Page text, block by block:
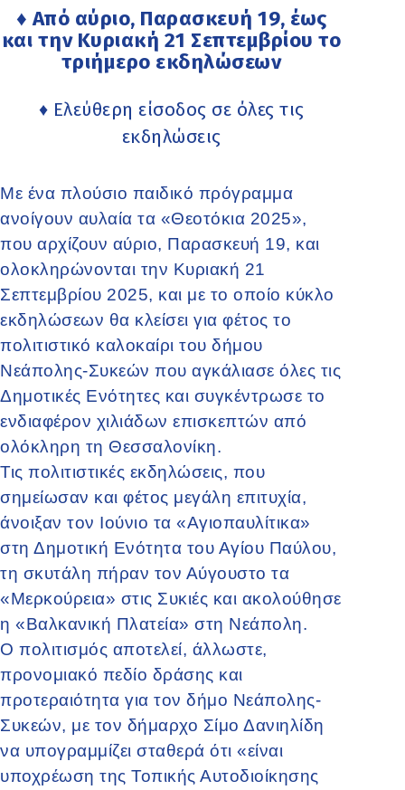
♦ Από αύριο, Παρασκευή 19, έως
και την Κυριακή 21 Σεπτεμβρίου το
τριήμερο εκδηλώσεων
♦ Ελεύθερη είσοδος σε όλες τις
εκδηλώσεις
Με ένα πλούσιο παιδικό πρόγραμμα
ανοίγουν αυλαία τα «Θεοτόκια 2025»,
που αρχίζουν αύριο, Παρασκευή 19, και
ολοκληρώνονται την Κυριακή 21
Σεπτεμβρίου 2025, και με το οποίο κύκλο
εκδηλώσεων θα κλείσει για φέτος το
πολιτιστικό καλοκαίρι του δήμου
Νεάπολης-Συκεών που αγκάλιασε όλες τις
Δημοτικές Ενότητες και συγκέντρωσε το
ενδιαφέρον χιλιάδων επισκεπτών από
ολόκληρη τη Θεσσαλονίκη.
Τις πολιτιστικές εκδηλώσεις, που
σημείωσαν και φέτος μεγάλη επιτυχία,
άνοιξαν τον Ιούνιο τα «Αγιοπαυλίτικα»
στη Δημοτική Ενότητα του Αγίου Παύλου,
τη σκυτάλη πήραν τον Αύγουστο τα
«Μερκούρεια» στις Συκιές και ακολούθησε
η «Βαλκανική Πλατεία» στη Νεάπολη.
Ο πολιτισμός αποτελεί, άλλωστε,
προνομιακό πεδίο δράσης και
προτεραιότητα για τον δήμο Νεάπολης-
Συκεών, με τον δήμαρχο Σίμο Δανιηλίδη
να υπογραμμίζει σταθερά ότι «είναι
υποχρέωση της Τοπικής Αυτοδιοίκησης